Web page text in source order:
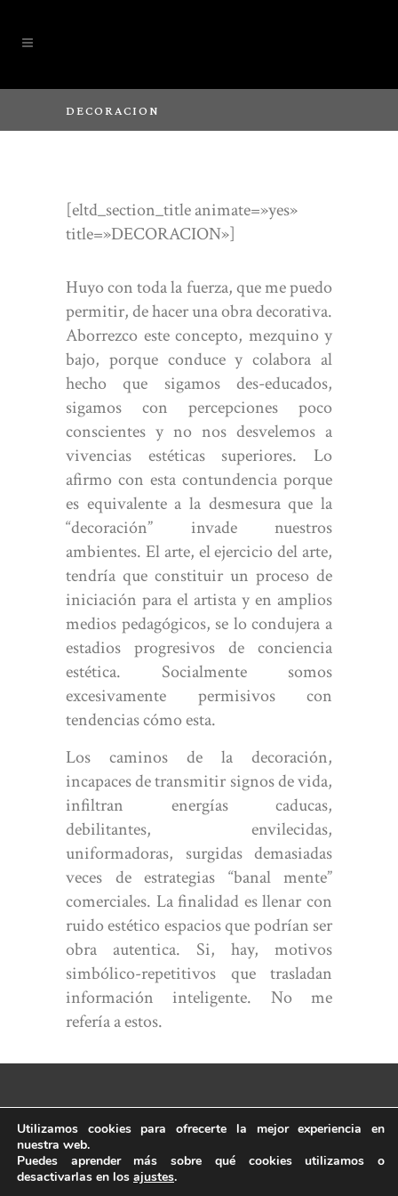
DECORACION
[eltd_section_title animate=»yes»
title=»DECORACION»]
Huyo con toda la fuerza, que me puedo
permitir, de hacer una obra decorativa.
Aborrezco este concepto, mezquino y
bajo, porque conduce y colabora al
hecho que sigamos des-educados,
sigamos con percepciones poco
conscientes y no nos desvelemos a
vivencias estéticas superiores. Lo
afirmo con esta contundencia porque
es equivalente a la desmesura que la
“decoración” invade nuestros
ambientes. El arte, el ejercicio del arte,
tendría que constituir un proceso de
iniciación para el artista y en amplios
medios pedagógicos, se lo condujera a
estadios progresivos de conciencia
estética. Socialmente somos
excesivamente permisivos con
tendencias cómo esta.
Los caminos de la decoración,
incapaces de transmitir signos de vida,
infiltran energías caducas,
debilitantes, envilecidas,
uniformadoras, surgidas demasiadas
veces de estrategias “banal mente”
comerciales. La finalidad es llenar con
ruido estético espacios que podrían ser
obra autentica. Si, hay, motivos
simbólico-repetitivos que trasladan
información inteligente. No me
refería a estos.
Aviso Legal–Políticas de Privacidad–Política de
Cookies
© Copyright Ribera Turu. Todos los derechos
reservados.
Utilizamos cookies para ofrecerte la mejor experiencia en
nuestra web.
Puedes aprender más sobre qué cookies utilizamos o
desactivarlas en los ajustes.